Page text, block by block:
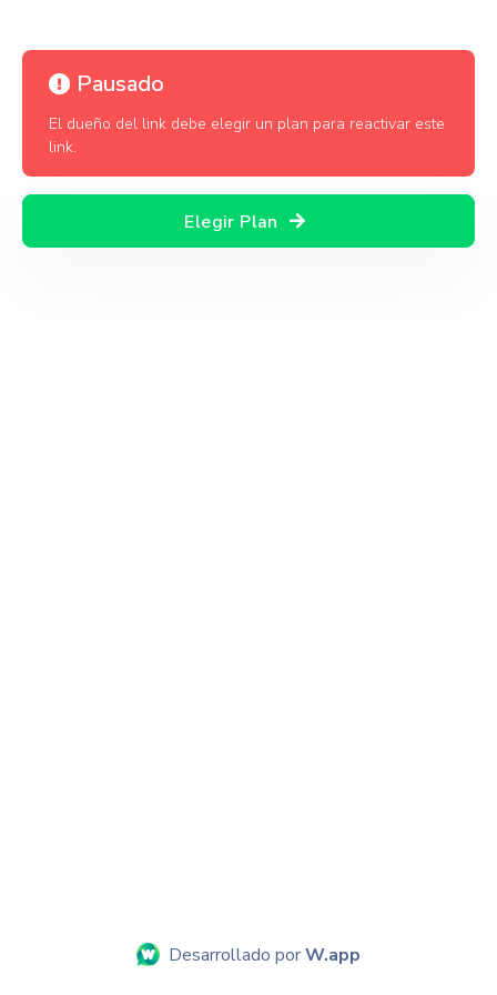
Pausado
El dueño del link debe elegir un plan para reactivar este
link.
Elegir Plan
Desarrollado porW.app